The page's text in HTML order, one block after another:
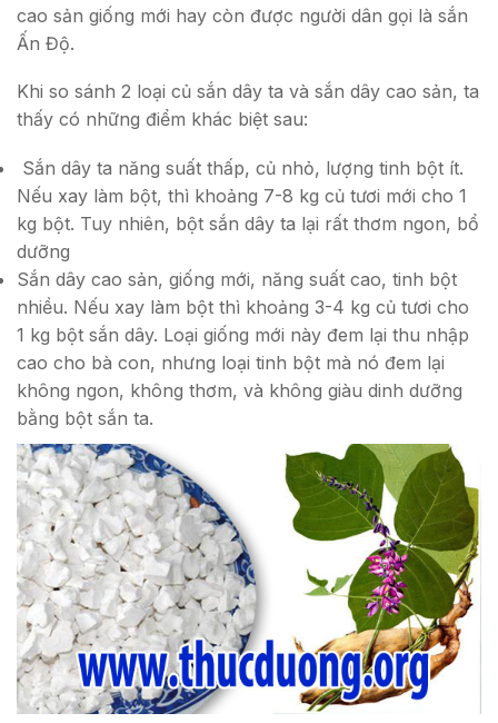
cao sản giống mới hay còn được người dân gọi là sắn
Ấn Độ.
Khi so sánh 2 loại củ sắn dây ta và sắn dây cao sản, ta
thấy có những điểm khác biệt sau:
Sắn dây ta năng suất thấp, củ nhỏ, lượng tinh bột ít.
Nếu xay làm bột, thì khoảng 7-8 kg củ tươi mới cho 1
kg bột. Tuy nhiên, bột sắn dây ta lại rất thơm ngon, bổ
dưỡng
Sắn dây cao sản, giống mới, năng suất cao, tinh bột
nhiều. Nếu xay làm bột thì khoảng 3-4 kg củ tươi cho
1 kg bột sắn dây. Loại giống mới này đem lại thu nhập
cao cho bà con, nhưng loại tinh bột mà nó đem lại
không ngon, không thơm, và không giàu dinh dưỡng
bằng bột sắn ta.